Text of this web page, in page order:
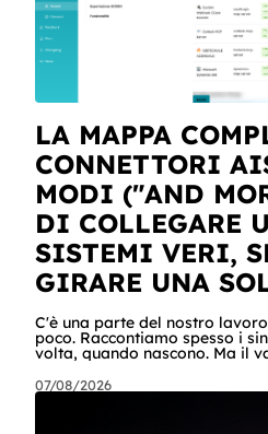
LA MAPPA
CONNETTORI
MODI ("AND
DI COLLEGARE
SISTEMI VERI,
GIRARE UNA
C'è una parte del nostro
poco. Raccontiamo spesso i singoli connettori, uno alla
volta, quando nascono. Ma il
succede quando i pezzi
alle 6, per dire, un agente ha
07/08/2026